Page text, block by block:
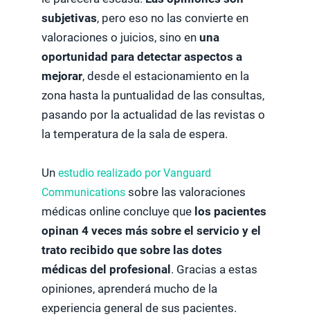
subjetivas, pero eso no las convierte en
valoraciones o juicios, sino en una
oportunidad para detectar aspectos a
mejorar, desde el estacionamiento en la
zona hasta la puntualidad de las consultas,
pasando por la actualidad de las revistas o
la temperatura de la sala de espera.
Un estudio realizado por Vanguard
Communications sobre las valoraciones
médicas online concluye que los pacientes
opinan 4 veces más sobre el servicio y el
trato recibido que sobre las dotes
médicas del profesional . Gracias a estas
opiniones, aprenderá mucho de la
experiencia general de sus pacientes.